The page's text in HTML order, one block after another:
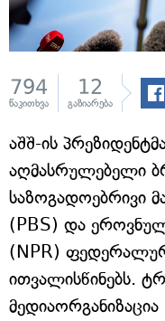
794
წაკითხვა
12
გაზიარება
აშშ-ის
აღმასრულებელი
საზოგადოებრივი
(PBS) და
(NPR)
ითვალისწინებს.